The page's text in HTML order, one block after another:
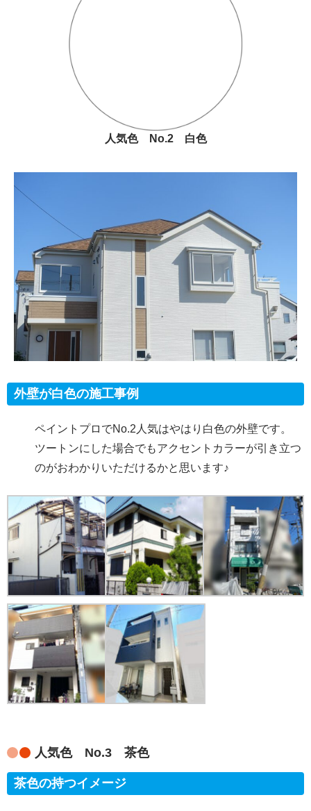
人気色 No.2 白色
外壁が白色の施工事例
ペイントプロでNo.2人気はやはり白色の外壁です。
ツートンにした場合でもアクセントカラーが引き立つ
のがおわかりいただけるかと思います♪
人気色 No.3 茶色
茶色の持つイメージ